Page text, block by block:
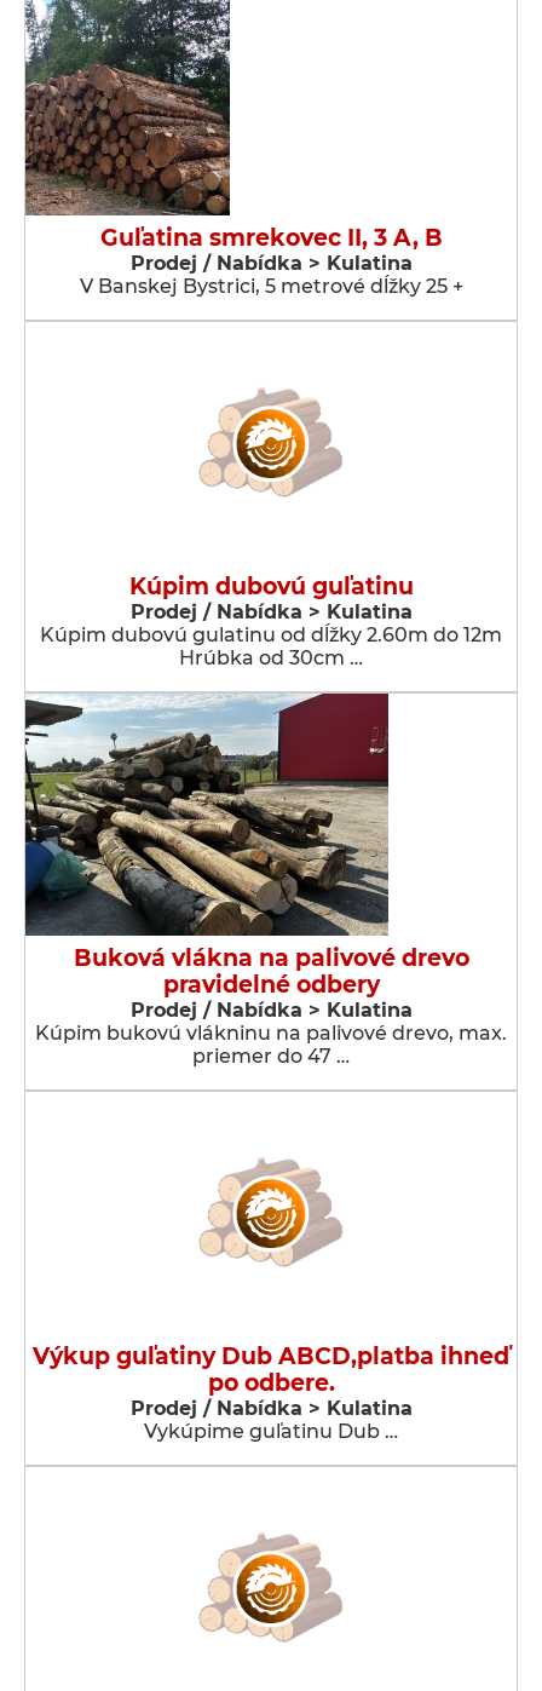
Guľatina smrekovec II, 3 A, B
Prodej / Nabídka > Kulatina
V Banskej Bystrici, 5 metrové dĺžky 25 +
Kúpim dubovú guľatinu
Prodej / Nabídka > Kulatina
Kúpim dubovú gulatinu od dĺžky 2.60m do 12m
Hrúbka od 30cm …
Buková vlákna na palivové drevo
pravidelné odbery
Prodej / Nabídka > Kulatina
Kúpim bukovú vlákninu na palivové drevo, max.
priemer do 47 …
Výkup guľatiny Dub ABCD,platba ihneď
po odbere.
Prodej / Nabídka > Kulatina
Vykúpime guľatinu Dub …